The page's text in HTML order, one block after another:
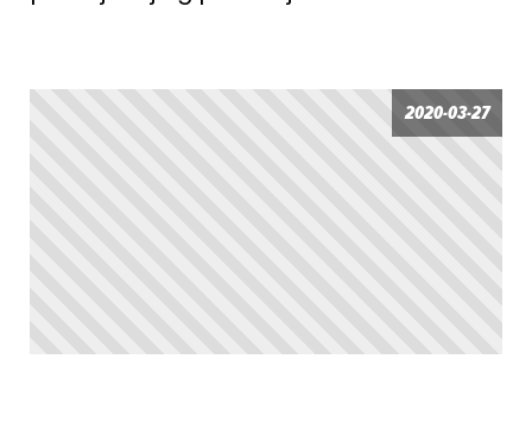
2020-03-27